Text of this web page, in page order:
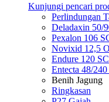
Kunjungi pencari
Perlindungan
Deladaxin 50/
Pexalon 106
Novixid 12,5
Endure 120 SC
Entecta 48/240
Benih Jagung
Ringkasan